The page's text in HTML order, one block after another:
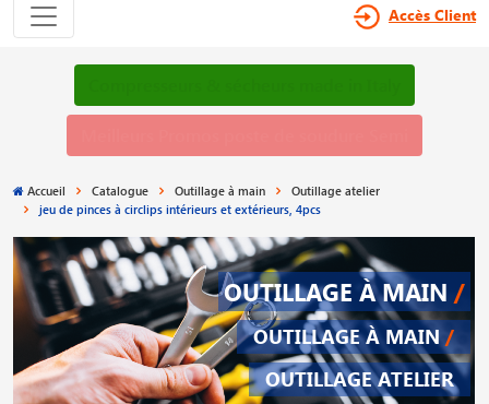
Accès Client
Accueil Catalogue Outillage à main
Outillage atelier
jeu de pinces à circlips intérieurs et extérieurs, 4pcs
OUTILLAGE À MAIN /
OUTILLAGE À MAIN /
OUTILLAGE ATELIER